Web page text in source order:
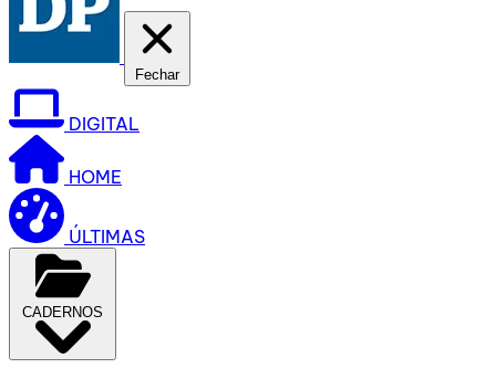
Fechar
DIGITAL
HOME
ÚLTIMAS
CADERNOS